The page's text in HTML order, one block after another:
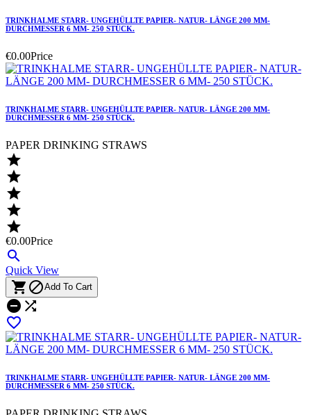
TRINKHALME STARR- UNGEHÜLLTE PAPIER- NATUR- LÄNGE 200 MM-
DURCHMESSER 6 MM- 250 STÜCK.
€0.00Price
TRINKHALME STARR- UNGEHÜLLTE PAPIER- NATUR- LÄNGE 200 MM-
DURCHMESSER 6 MM- 250 STÜCK.
PAPER DRINKING STRAWS





€0.00Price

Quick View
 Add To Cart
 

TRINKHALME STARR- UNGEHÜLLTE PAPIER- NATUR- LÄNGE 200 MM-
DURCHMESSER 6 MM- 250 STÜCK.